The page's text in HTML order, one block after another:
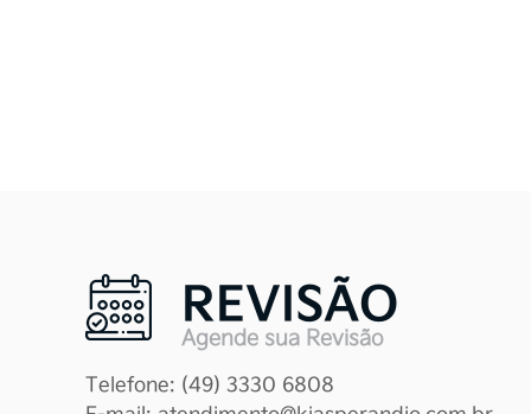
REVISÃO
Agende sua Revisão
Telefone: (49) 3330 6808
Eventualmente
produtos e serviços